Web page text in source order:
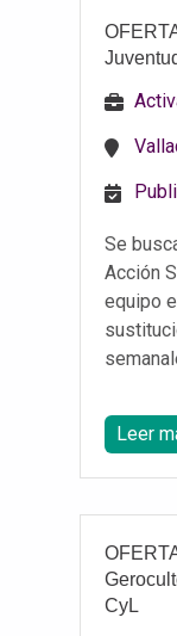
Se
Acción
equipo
Leer
CyL